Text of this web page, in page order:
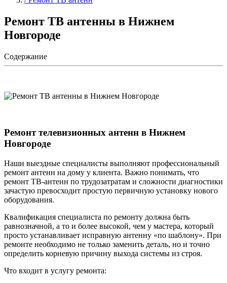
Ремонт ТВ антенны в Нижнем
Новгороде
Содержание
Ремонт телевизионных антенн в Нижнем
Новгороде
Наши выездные специалисты выполняют профессиональный
ремонт антенн на дому у клиента. Важно понимать, что
ремонт ТВ-антенн по трудозатратам и сложности диагностики
зачастую превосходит простую первичную установку нового
оборудования.
Квалификация специалиста по ремонту должна быть
равнозначной, а то и более высокой, чем у мастера, который
просто устанавливает исправную антенну «по шаблону». При
ремонте необходимо не только заменить деталь, но и точно
определить корневую причину выхода системы из строя.
Что входит в услугу ремонта: